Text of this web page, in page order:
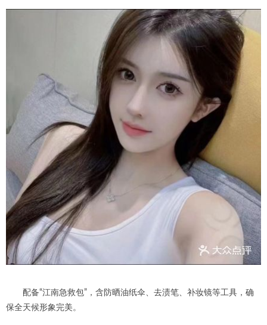
配备“江南急救包”，含防晒油纸伞、去渍笔、补妆镜等工具，确
保全天候形象完美。